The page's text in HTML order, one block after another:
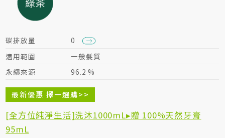
碳排放量
0
適用範圍
一般髮質
永續來源
96.2 %
最新優惠 擇一選購>>
[全方位純淨生活]洗沐1000mL▸贈 100%天然牙膏
95mL